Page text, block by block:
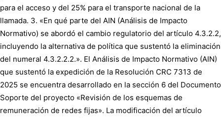
para el acceso y del 25% para el transporte nacional de la
llamada. 3. «En qué parte del AIN (Análisis de Impacto
Normativo) se abordó el cambio regulatorio del artículo 4.3.2.2,
incluyendo la alternativa de política que sustentó la eliminación
del numeral 4.3.2.2.2.». El Análisis de Impacto Normativo (AIN)
que sustentó la expedición de la Resolución CRC 7313 de
2025 se encuentra desarrollado en la sección 6 del Documento
Soporte del proyecto «Revisión de los esquemas de
remuneración de redes fijas». La modificación del artículo